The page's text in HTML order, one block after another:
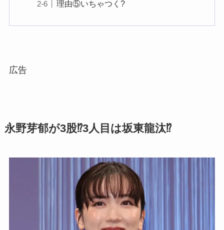
理由⑤いちゃつく?
広告
永野芽郁が3股⁉︎3人目は坂東龍汰⁉︎